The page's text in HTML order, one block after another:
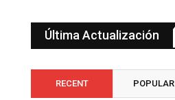
Última Actualización
RECENT POPULAR